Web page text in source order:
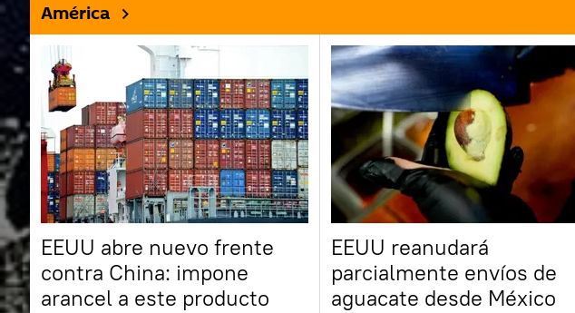
América
EEUU abre nuevo frente
contra China: impone
arancel a este producto
EEUU reanudará
parcialmente envíos de
aguacate desde México